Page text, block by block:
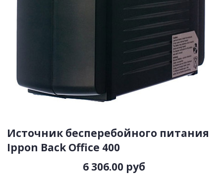
Источник бесперебойного питания
Ippon Back Office 400
6 306.00 руб